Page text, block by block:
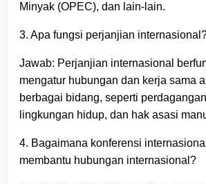
Minyak (OPEC), dan lain-lain.
3. Apa fungsi perjanjian
Jawab: Perjanjian internasional
mengatur hubungan dan kerja sama
berbagai bidang, seperti
lingkungan hidup, dan hak asasi
4. Bagaimana konferensi
membantu hubungan internasional?